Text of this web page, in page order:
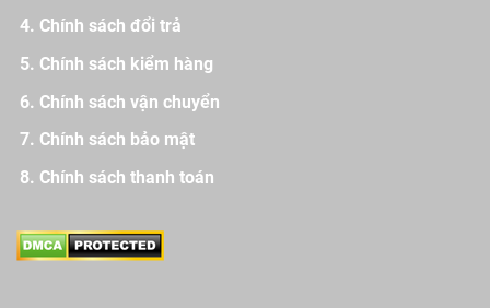
Chính sách đổi trả
Chính sách kiểm hàng
Chính sách vận chuyển
Chính sách bảo mật
Chính sách thanh toán